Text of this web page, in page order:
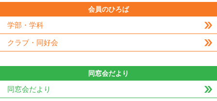
会員のひろば
学部・学科
クラブ・同好会
同窓会だより
同窓会だより